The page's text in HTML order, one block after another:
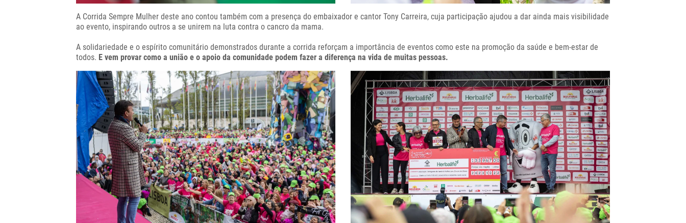
A Corrida Sempre Mulher deste ano contou também com a presença do embaixador e cantor Tony Carreira, cuja participação ajudou a dar ainda mais visibilidade
ao evento, inspirando outros a se unirem na luta contra o cancro da mama.
A solidariedade e o espírito comunitário demonstrados durante a corrida reforçam a importância de eventos como este na promoção da saúde e bem-estar de
todos. E vem provar como a união e o apoio da comunidade podem fazer a diferença na vida de muitas pessoas.